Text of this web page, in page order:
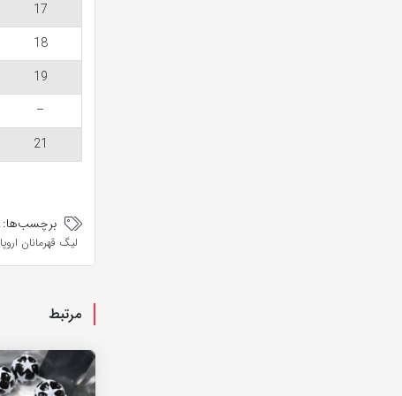
17
18
19
–
21
برچسب‌ها:
لیگ قهرمانان اروپا
مرتبط